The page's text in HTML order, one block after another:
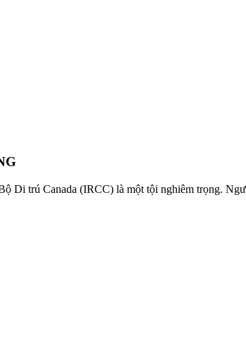
Di trú Canada (IRCC) là một tội nghiêm trọng.